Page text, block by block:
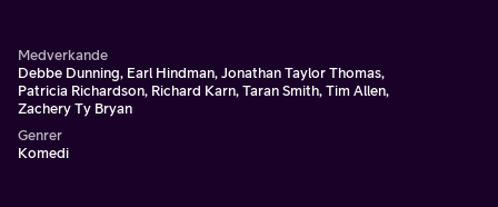
Medverkande
Debbe Dunning, Earl Hindman, Jonathan Taylor Thomas,
Patricia Richardson, Richard Karn, Taran Smith, Tim Allen,
Zachery Ty Bryan
Genrer
Komedi